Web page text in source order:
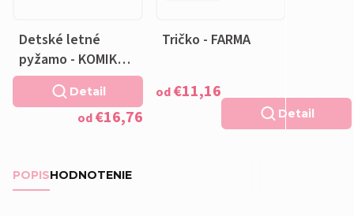
Detské letné
pyžamo - KOMIKS
MODRÝ
od€16,76
Detail
Tričko - FARMA
od€11,16
Detail
POPISHODNOTENIE